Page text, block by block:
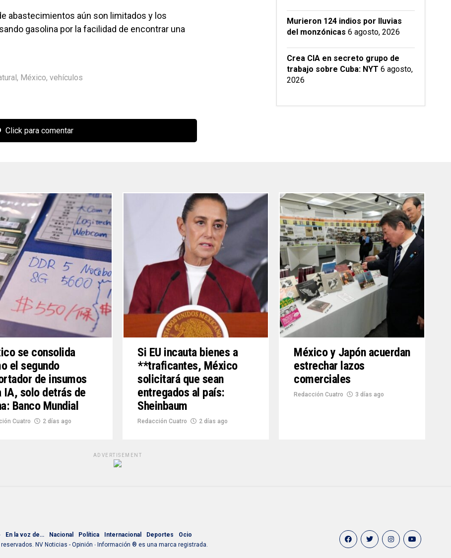
abastecimientos aún son limitados y los
gasolina por la facilidad de encontrar una
, México, vehículos
Click para comentar
Murieron 124 indios por lluvias
del monzónicas 6 agosto, 2026
Crea CIA en secreto grupo de
trabajo sobre Cuba: NYT 6 agosto,
2026
se consolida
el segundo
de insumos
IA, solo detrás de
Banco Mundial
Cuatro 2 días ago
Si EU incauta bienes a
**traficantes, México
solicitará que sean
entregados al país:
Sheinbaum
Redacción Cuatro 2 días ago
México y Japón acuerdan
estrechar lazos
comerciales
Redacción Cuatro 3 días ago
ADVERTISEMENT
En la voz de… Nacional Política Internacional Deportes
Ocio
NV Noticias - Opinión ∙ Información ® es una marca registrada.